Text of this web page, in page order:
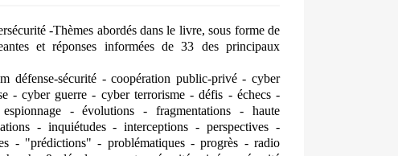
-Thèmes abordés dans le livre, sous forme de
et réponses informées de 33 des principaux
défense-sécurité - coopération public-privé - cyber
- cyber guerre - cyber terrorisme - défis - échecs -
- évolutions - fragmentations - haute
- inquiétudes - interceptions - perspectives -
- "prédictions" - problématiques - progrès - radio